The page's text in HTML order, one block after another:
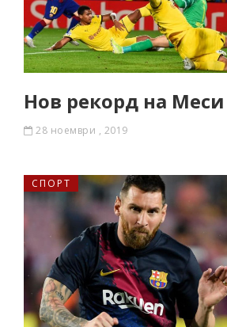
Нов рекорд на
28 ноември , 2019
СПОРТ